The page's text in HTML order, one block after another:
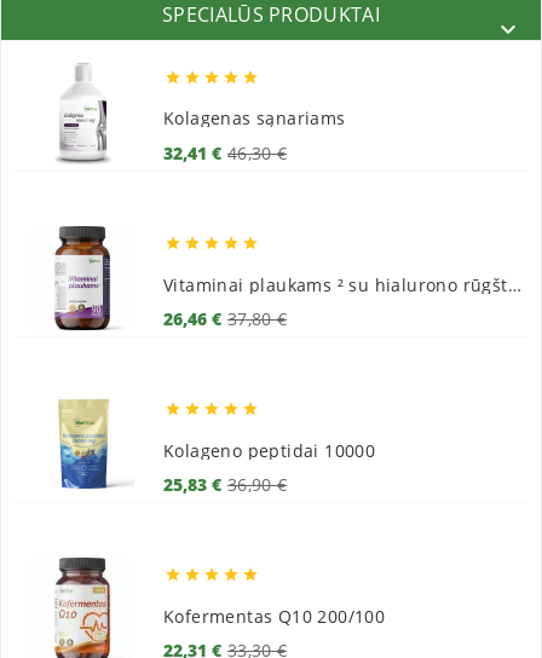
SPECIALŪS PRODUKTAI

    
Kolagenas sąnariams
32,41 € 46,30 €
    
Vitaminai plaukams ² su hialurono rūgštimi
26,46 € 37,80 €
    
Kolageno peptidai 10000
25,83 € 36,90 €
    
Kofermentas Q10 200/100
22,31 € 33,30 €